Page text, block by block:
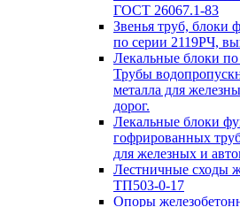
ГОСТ 26067.1-83
Звенья труб, блоки
по серии 2119РЧ,
Лекальные блоки
Трубы
металла для
дорог.
Лекальные блоки
гофрированных
для железных и
Лестничные сходы
ТП503-0-17
Опоры